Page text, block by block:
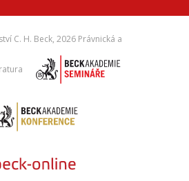
C. H. Beck, 2026 Právnická a